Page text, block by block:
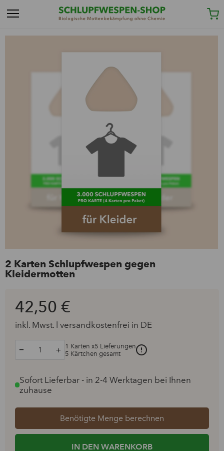
2 Karten Schlupfwespen gegen
Kleidermotten
42,50 €
inkl. Mwst. l versandkostenfrei in DE
−
eins
reduzieren
+
Artikelmenge
eins
1 Karten x5 Lieferungen
5 Kärtchen gesamt
Sofort Lieferbar - in 2-4 Werktagen bei Ihnen
zuhause
Benötigte Menge berechnen
IN DEN WARENKORB